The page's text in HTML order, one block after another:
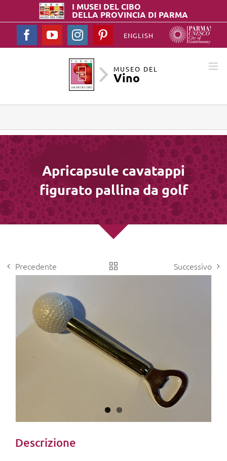
I MUSEI DELCIBO
DELLA PROVINCIA DI PARMA
ENGLISH
FacebookYouTubeInstagramPinterest
MUSEO DEL
Vino
Apricapsule cavatappi
figurato pallina da golf
Precedente Successivo
Larger
Descrizione